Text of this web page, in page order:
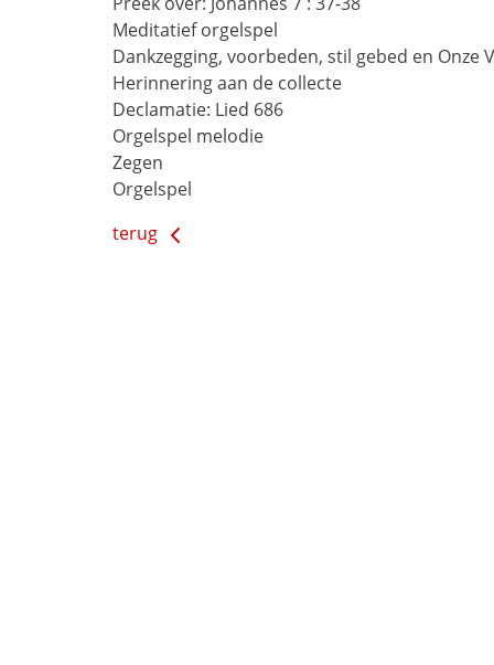
Meditatief orgelspel
Dankzegging, voorbeden, stil gebed en Onze
Herinnering aan de collecte
Declamatie: Lied 686
Orgelspel melodie
Zegen
Orgelspel
terug